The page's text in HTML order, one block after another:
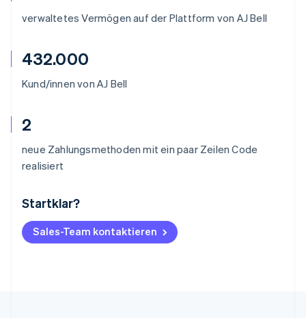
verwaltetes Vermögen auf der Plattform von AJ Bell
432.000
Kund/innen von AJ Bell
2
neue Zahlungsmethoden mit ein paar Zeilen Code
realisiert
Startklar?
Sales-Team kontaktieren
Australien
Belgien
NederlandsFrançaisDeutschEnglish